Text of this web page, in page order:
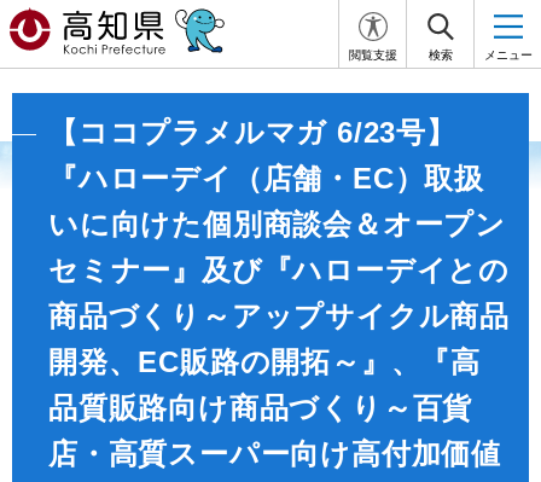
閲覧支援 検索 メニュー
【ココプラメルマガ 6/23号】
『ハローデイ（店舗・EC）取扱
いに向けた個別商談会＆オープン
セミナー』及び『ハローデイとの
商品づくり～アップサイクル商品
開発、EC販路の開拓～』、『高
品質販路向け商品づくり～百貨
店・高質スーパー向け高付加価値